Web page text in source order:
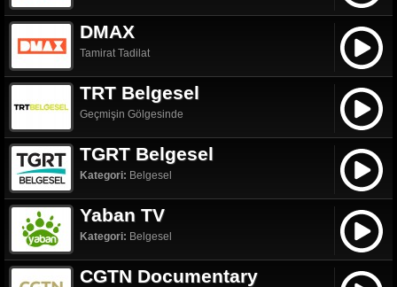
DMAX
Tamirat Tadilat
TRT Belgesel
Geçmişin Gölgesinde
TGRT Belgesel
Kategori: Belgesel
Yaban TV
Kategori: Belgesel
CGTN Documentary